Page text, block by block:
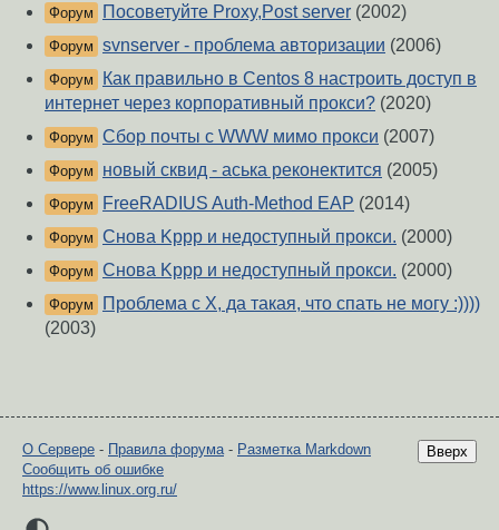
Форум Посоветуйте Proxy,Post server (2002)
Форум svnserver - проблема авторизации (2006)
Форум
Как правильно в Centos 8 настроить доступ в
интернет через корпоративный прокси? (2020)
Форум Сбор почты с WWW мимо прокси (2007)
Форум новый сквид - аська реконектится (2005)
Форум FreeRADIUS Auth-Method EAP (2014)
Форум Снова Kppp и недоступный прокси. (2000)
Форум Снова Kppp и недоступный прокси. (2000)
Форум
Проблема с Х, да такая, что спать не могу :))))
(2003)
Вверх
О Сервере - Правила форума- Разметка Markdown
Сообщить об ошибке
https://www.linux.org.ru/